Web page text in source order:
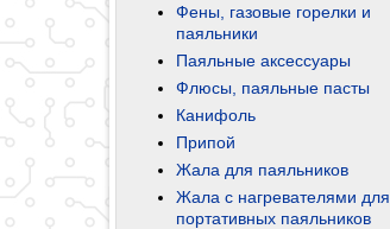
Фены, газовые горелки и
паяльники
Паяльные аксессуары
Флюсы, паяльные пасты
Канифоль
Припой
Жала для паяльников
Жала с нагревателями для
портативных паяльников